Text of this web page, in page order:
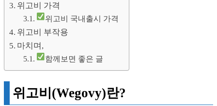
위고비 가격
위고비 국내출시 가격
위고비 부작용
마치며,
함께보면 좋은 글
위고비(Wegovy)란?